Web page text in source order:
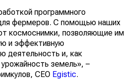
программного
фермеров. С помощью наших
космоснимки, позволяющие им
и эффективную
деятельность и, как
земель», –
CEO Egistiс.